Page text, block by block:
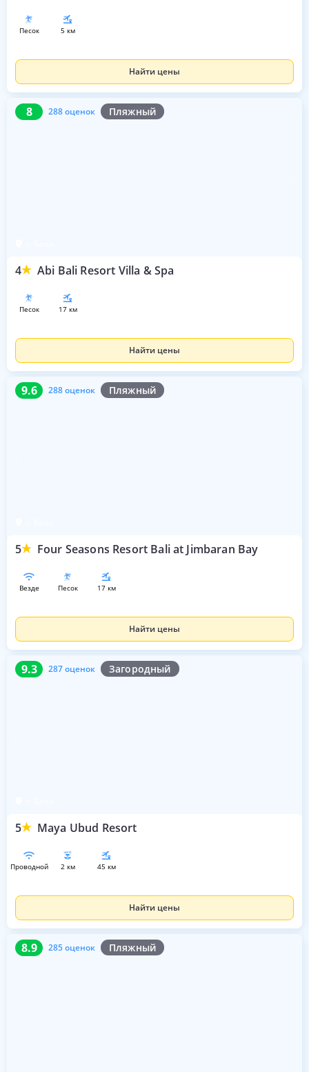
песок 5 км
Найти цены
8 288 оценок Пляжный
4 Abi Bali Resort Villa & Spa
8 288 оценок
песок 17 км
Найти цены
9.6 288 оценок Пляжный
5 Four Seasons Resort Bali at Jimbaran Bay
9.6 288 оценок
везде песок 17 км
Найти цены
9.3 287 оценок Загородный
5 Maya Ubud Resort
9.3 287 оценок
проводной 2 км 45 км
Найти цены
8.9 285 оценок Пляжный
8.9 285 оценок